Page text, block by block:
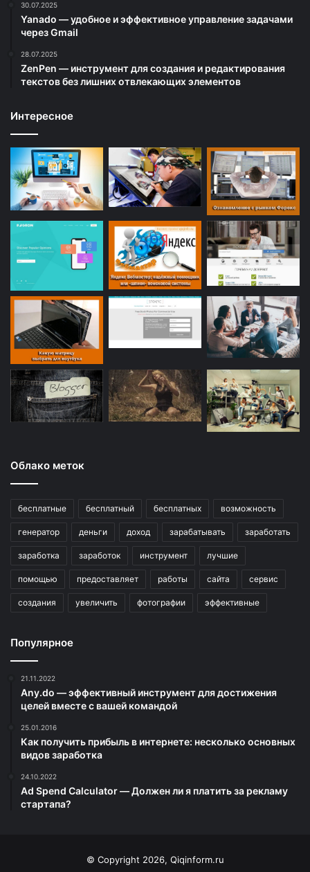
30.07.2025
Yanado — удобное и эффективное управление задачами
через Gmail
28.07.2025
ZenPen — инструмент для создания и редактирования
текстов без лишних отвлекающих элементов
Интересное
Облако меток
бесплатные бесплатный бесплатных возможность
генератор деньги доход зарабатывать заработать
заработка заработок инструмент лучшие
помощью предоставляет работы сайта сервис
создания увеличить фотографии эффективные
Популярное
21.11.2022
Any.do — эффективный инструмент для достижения
целей вместе с вашей командой
25.01.2016
Как получить прибыль в интернете: несколько основных
видов заработка
24.10.2022
Ad Spend Calculator — Должен ли я платить за рекламу
стартапа?
© Copyright 2026, Qiqinform.ru